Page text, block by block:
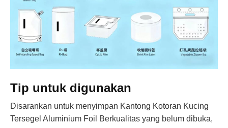
Tip untuk digunakan
Disarankan untuk menyimpan Kantong Kotoran Kucing
Tersegel Aluminium Foil Berkualitas yang belum dibuka,